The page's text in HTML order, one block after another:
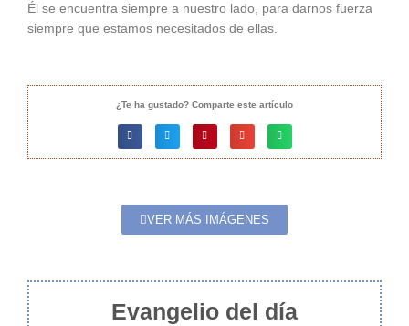
Él se encuentra siempre a nuestro lado, para darnos fuerza
siempre que estamos necesitados de ellas.
¿Te ha gustado? Comparte este artículo
VER MÁS IMÁGENES
Evangelio del día